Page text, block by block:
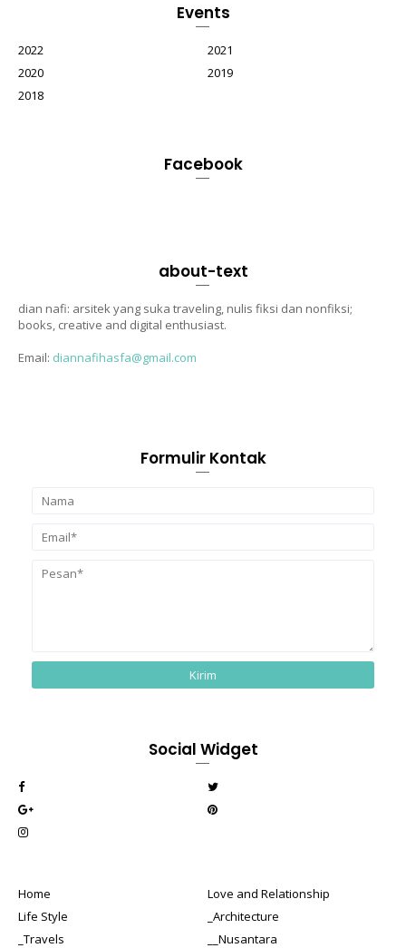
Events
2022
2021
2020
2019
2018
Facebook
about-text
dian nafi: arsitek yang suka traveling, nulis fiksi dan nonfiksi;
books, creative and digital enthusiast.
Email: diannafihasfa@gmail.com
Formulir Kontak
Social Widget
Home
Love and Relationship
Life Style
_Architecture
_Travels
__Nusantara